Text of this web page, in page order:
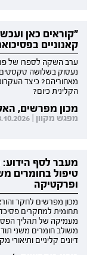
"קוראים כאן
קאנוניים
ערב השקה לספרו של
נעסוק בשלושה טקסטים
מאחוריהם? כיצד
הקלינית כיום?
מכון מפרשים,
מפגש מקוון | 18.10.2026 | יום ראשון | 19:30-21:00
מעבר לסף הידוע:
טיפול בחומרים
ופרקטיקה
תחומית למחקרים
מעמיקה של תהליך
משולב חומרים משני
דיונים קליניים